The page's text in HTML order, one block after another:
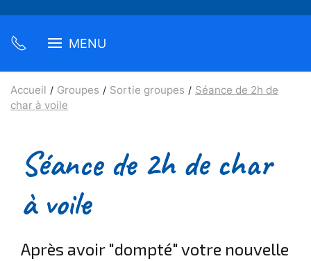
MENU
Accueil Groupes Sortie groupes
Séance de 2h de
char à voile
Séance de 2h de char
à voile
Après avoir "dompté" votre nouvelle